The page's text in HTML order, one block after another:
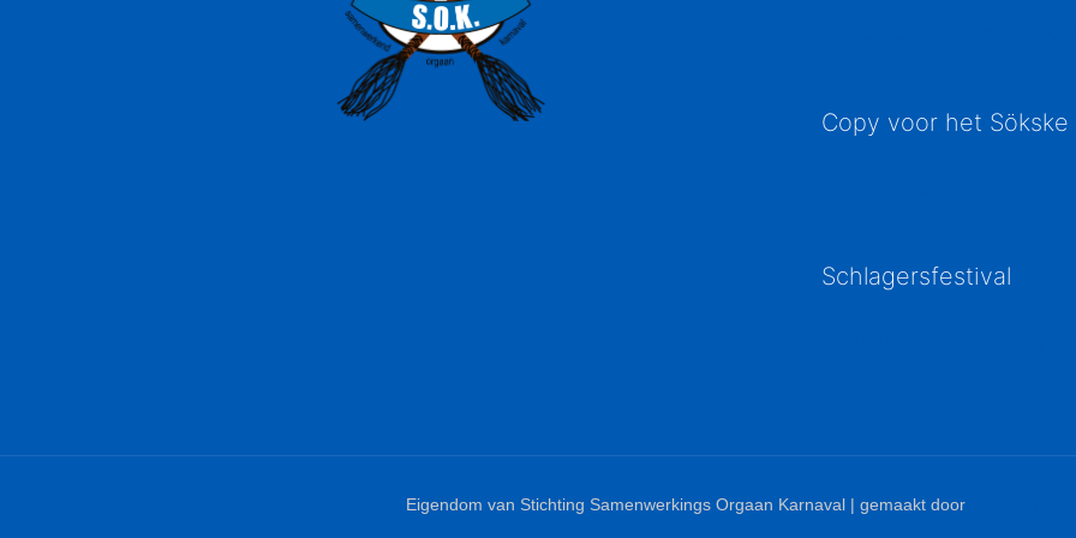
Copy voor het Sökske
Schlagersfestival
Eigendom van Stichting Samenwerkings Orgaan Karnaval | gemaakt door